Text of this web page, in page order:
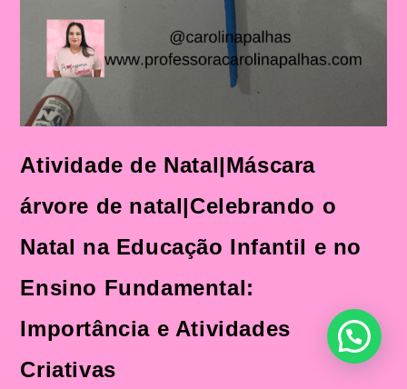
Atividade de Natal|Máscara
árvore de natal|Celebrando o
Natal na Educação Infantil e no
Ensino Fundamental:
Importância e Atividades
Criativas